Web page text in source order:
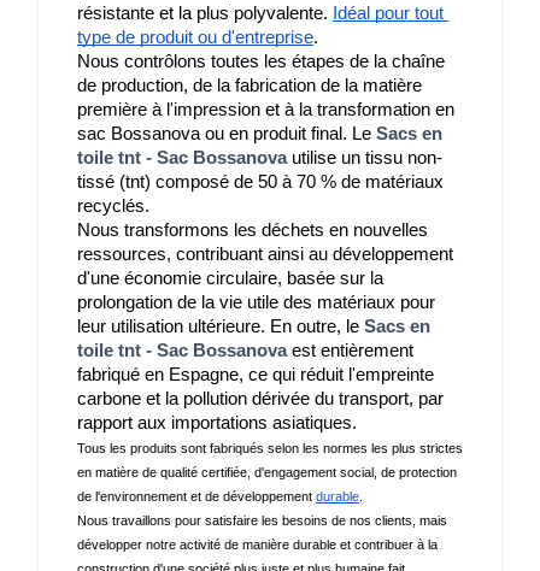
résistante et la plus polyvalente. Idéal pour tout
type de produit ou d'entreprise.
Nous contrôlons toutes les étapes de la chaîne
de production, de la fabrication de la matière
première à l'impression et à la transformation en
sac Bossanova ou en produit final. Le Sacs en
toile tnt - Sac Bossanova utilise un tissu non-
tissé (tnt) composé de 50 à 70 % de matériaux
recyclés.
Nous transformons les déchets en nouvelles
ressources, contribuant ainsi au développement
d'une économie circulaire, basée sur la
prolongation de la vie utile des matériaux pour
leur utilisation ultérieure. En outre, le Sacs en
toile tnt - Sac Bossanova est entièrement
fabriqué en Espagne, ce qui réduit l'empreinte
carbone et la pollution dérivée du transport, par
rapport aux importations asiatiques.
Tous les produits sont fabriqués selon les normes les plus strictes
en matière de qualité certifiée, d'engagement social, de protection
de l'environnement et de développement durable
Nous travaillons pour satisfaire les besoins de nos clients, mais
développer notre activité de manière durable et contribuer à la
construction d'une société plus juste et plus humaine fait